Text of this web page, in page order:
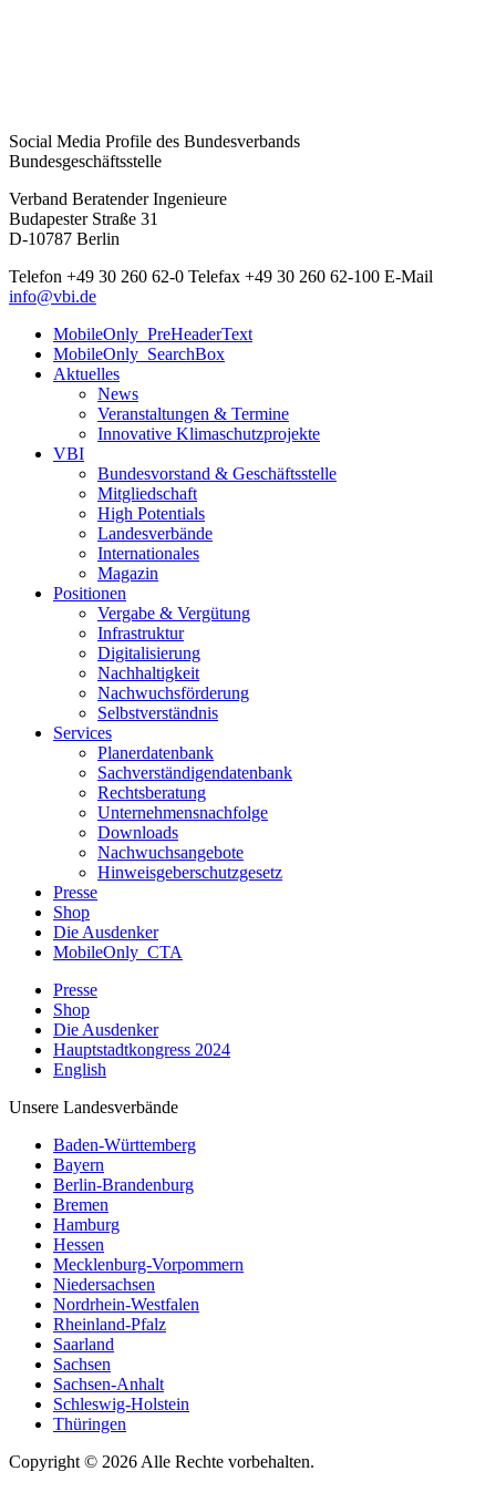
Social Media Profile des Bundesverbands
Bundesgeschäftsstelle
Verband Beratender Ingenieure
Budapester Straße 31
D-10787 Berlin
Telefon +49 30 260 62-0 Telefax +49 30 260 62-100 E-Mail
info@vbi.de
MobileOnly_PreHeaderText
MobileOnly_SearchBox
Aktuelles
News
Veranstaltungen & Termine
Innovative Klimaschutzprojekte
VBI
Bundesvorstand & Geschäftsstelle
Mitgliedschaft
High Potentials
Landesverbände
Internationales
Magazin
Positionen
Vergabe & Vergütung
Infrastruktur
Digitalisierung
Nachhaltigkeit
Nachwuchsförderung
Selbstverständnis
Services
Planerdatenbank
Sachverständigendatenbank
Rechtsberatung
Unternehmensnachfolge
Downloads
Nachwuchsangebote
Hinweisgeberschutzgesetz
Presse
Shop
Die Ausdenker
MobileOnly_CTA
Presse
Shop
Die Ausdenker
Hauptstadtkongress 2024
English
Unsere Landesverbände
Baden-Württemberg
Bayern
Berlin-Brandenburg
Bremen
Hamburg
Hessen
Mecklenburg-Vorpommern
Niedersachsen
Nordrhein-Westfalen
Rheinland-Pfalz
Saarland
Sachsen
Sachsen-Anhalt
Schleswig-Holstein
Thüringen
Copyright © 2026 Alle Rechte vorbehalten.